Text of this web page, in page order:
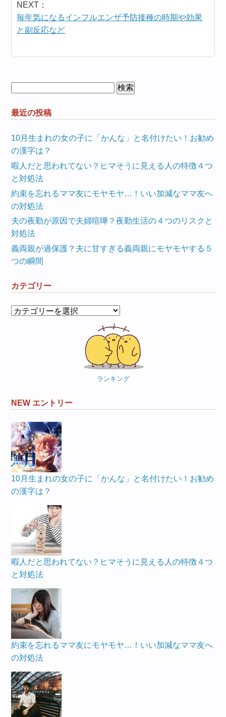
NEXT：
毎年気になるインフルエンザ予防接種の時期や効果
と副反応など
最近の投稿
10月生まれの女の子に「かんな」と名付けたい！お勧め
の漢字は？
暇人だと思われてない？ヒマそうに見える人の特徴４つ
と対処法
約束を忘れるママ友にモヤモヤ…！いい加減なママ友へ
の対処法
夫の夜勤が原因で夫婦喧嘩？夜勤生活の４つのリスクと
対処法
義両親が過保護？夫に甘すぎる義両親にモヤモヤする５
つの瞬間
カテゴリー
カ
ランキング
NEW エントリー
10月生まれの女の子に「かんな」と名付けたい！お勧め
の漢字は？
暇人だと思われてない？ヒマそうに見える人の特徴４つ
と対処法
約束を忘れるママ友にモヤモヤ…！いい加減なママ友へ
の対処法